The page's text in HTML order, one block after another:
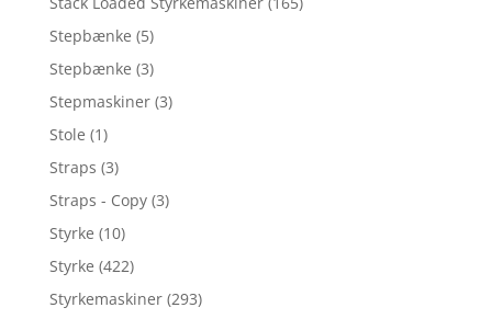
Stepbænke (5)
Stepbænke (3)
Stepmaskiner (3)
Stole (1)
Straps (3)
Straps - Copy (3)
Styrke (10)
Styrke (422)
Styrkemaskiner (293)